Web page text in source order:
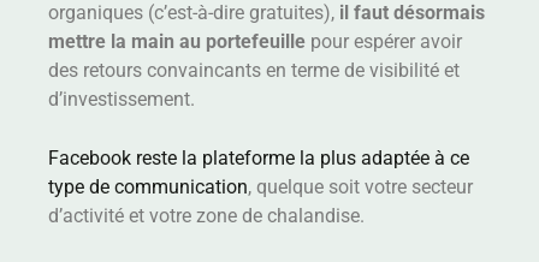
organiques (c’est-à-dire gratuites), il faut désormais
mettre la main au portefeuille pour espérer avoir
des retours convaincants en terme de visibilité et
d’investissement.
Facebook reste la plateforme la plus adaptée à ce
type de communication, quelque soit votre secteur
d’activité et votre zone de chalandise.